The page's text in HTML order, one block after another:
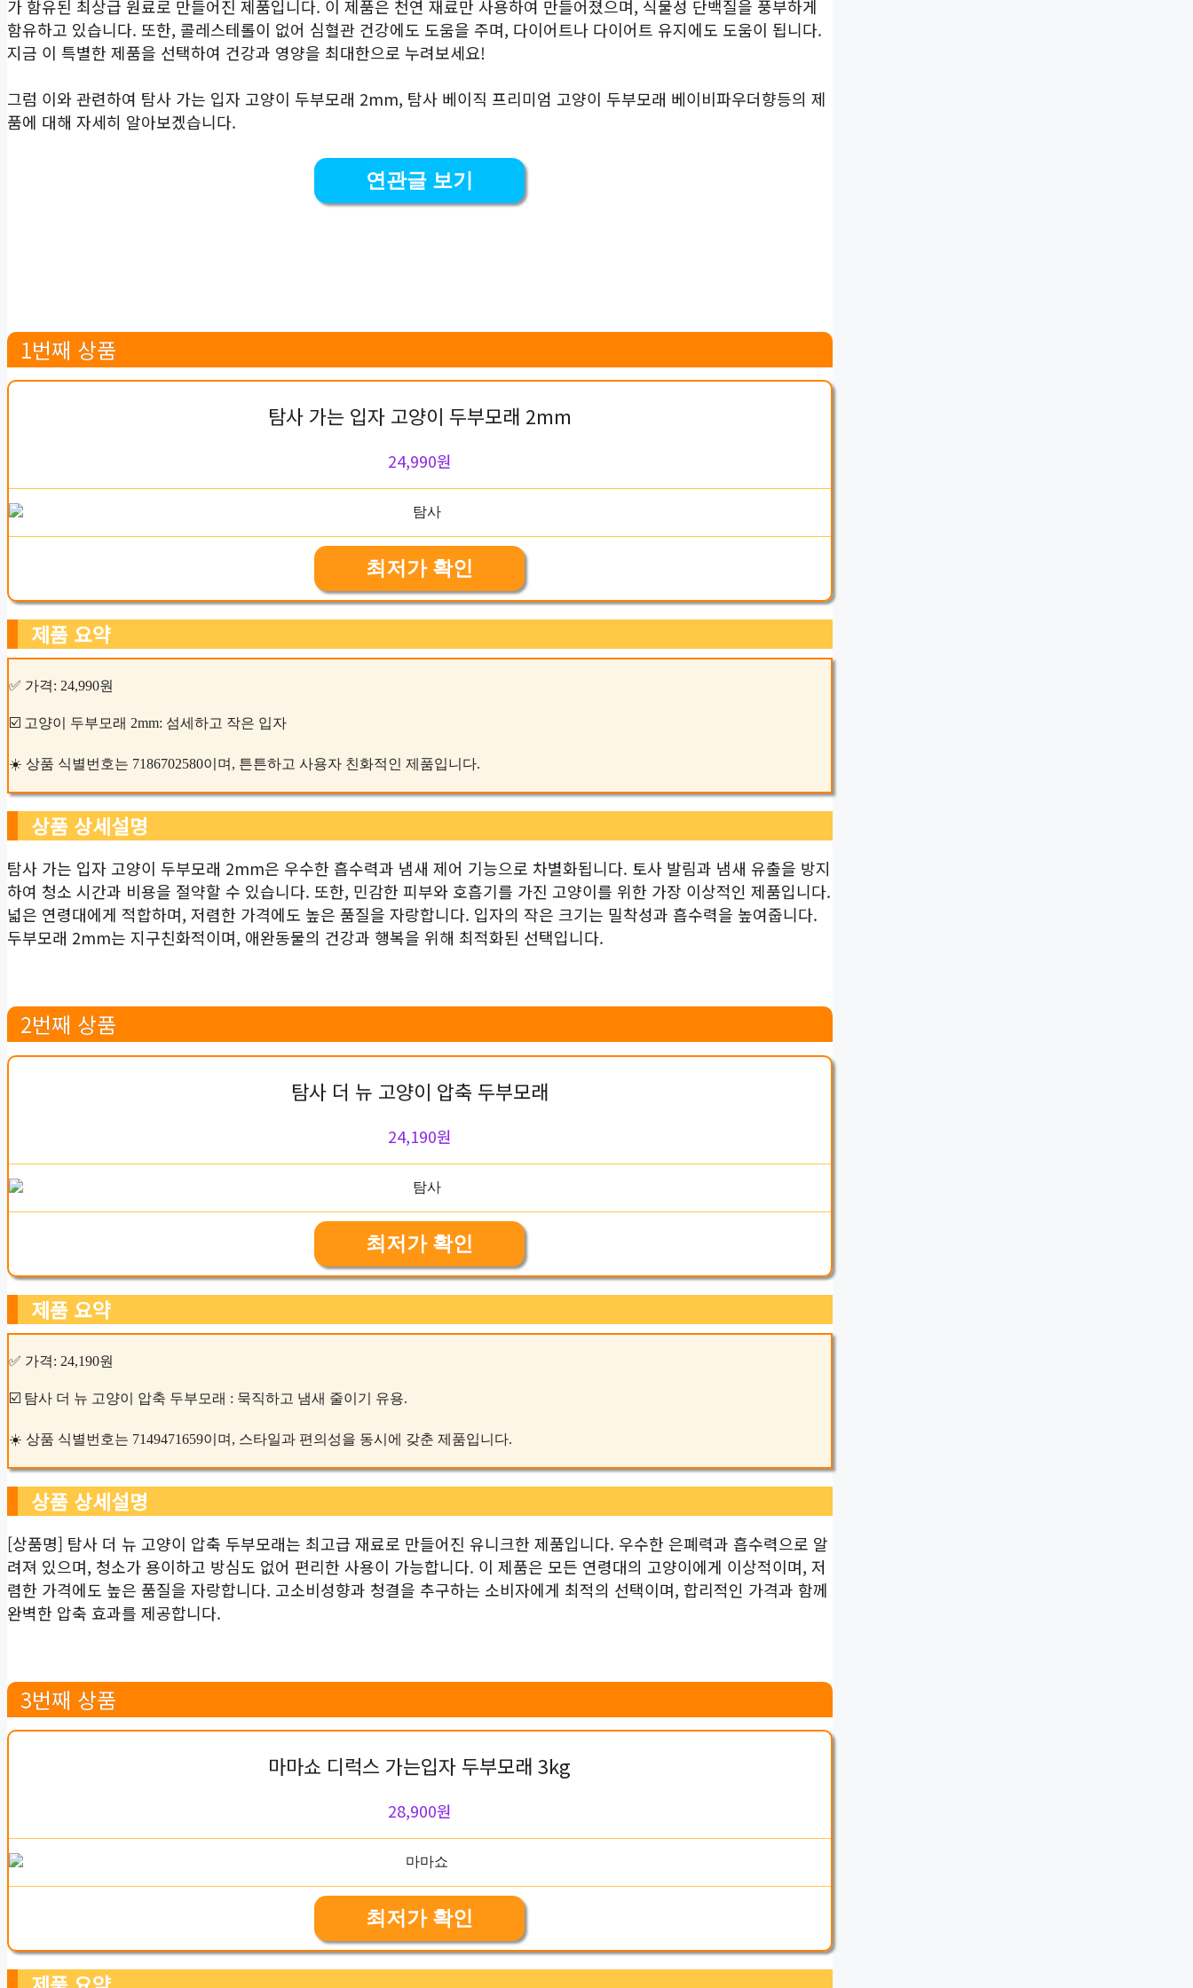
가 함유된 최상급 원료로 만들어진 제품입니다. 이 제품은 천연 재료만 사용하여 만들어졌으며, 식물성 단백질을 풍부하게
함유하고 있습니다. 또한, 콜레스테롤이 없어 심혈관 건강에도 도움을 주며, 다이어트나 다이어트 유지에도 도움이 됩니다.
지금 이 특별한 제품을 선택하여 건강과 영양을 최대한으로 누려보세요!
그럼 이와 관련하여 탐사 가는 입자 고양이 두부모래 2mm, 탐사 베이직 프리미엄 고양이 두부모래 베이비파우더향등의 제
품에 대해 자세히 알아보겠습니다.
연관글 보기
1번째 상품
탐사 가는 입자 고양이 두부모래 2mm
24,990원
최저가 확인
제품 요약
✅ 가격: 24,990원
☑️ 고양이 두부모래 2mm: 섬세하고 작은 입자
☀️ 상품 식별번호는 7186702580이며, 튼튼하고 사용자 친화적인 제품입니다.
상품 상세설명
탐사 가는 입자 고양이 두부모래 2mm은 우수한 흡수력과 냄새 제어 기능으로 차별화됩니다. 토사 발림과 냄새 유출을 방지
하여 청소 시간과 비용을 절약할 수 있습니다. 또한, 민감한 피부와 호흡기를 가진 고양이를 위한 가장 이상적인 제품입니다.
넓은 연령대에게 적합하며, 저렴한 가격에도 높은 품질을 자랑합니다. 입자의 작은 크기는 밀착성과 흡수력을 높여줍니다.
두부모래 2mm는 지구친화적이며, 애완동물의 건강과 행복을 위해 최적화된 선택입니다.
2번째 상품
탐사 더 뉴 고양이 압축 두부모래
24,190원
최저가 확인
제품 요약
✅ 가격: 24,190원
☑️ 탐사 더 뉴 고양이 압축 두부모래 : 묵직하고 냄새 줄이기 유용.
☀️ 상품 식별번호는 7149471659이며, 스타일과 편의성을 동시에 갖춘 제품입니다.
상품 상세설명
[상품명] 탐사 더 뉴 고양이 압축 두부모래는 최고급 재료로 만들어진 유니크한 제품입니다. 우수한 은폐력과 흡수력으로 알
려져 있으며, 청소가 용이하고 방심도 없어 편리한 사용이 가능합니다. 이 제품은 모든 연령대의 고양이에게 이상적이며, 저
렴한 가격에도 높은 품질을 자랑합니다. 고소비성향과 청결을 추구하는 소비자에게 최적의 선택이며, 합리적인 가격과 함께
완벽한 압축 효과를 제공합니다.
3번째 상품
마마쇼 디럭스 가는입자 두부모래 3kg
28,900원
최저가 확인